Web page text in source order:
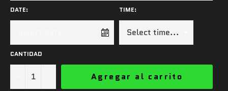
DATE: TIME:
CANTIDAD
Agregar al carrito